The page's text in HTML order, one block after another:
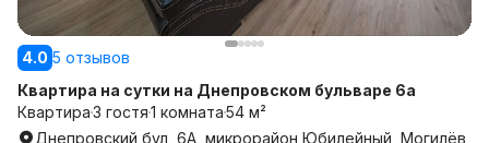
4.0 5 отзывов
Квартира на сутки на Днепровском бульваре 6а
Квартира3 гостя1 комната54 м²
Днепровский бул, 6А, микрорайон Юбилейный, Могилёв,